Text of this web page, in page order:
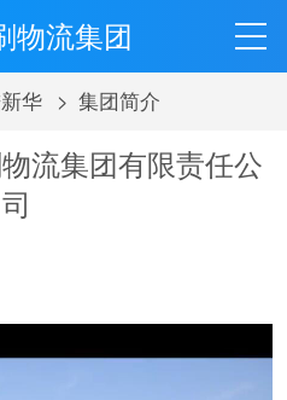
物流集团
华 > 集团简介
流集团有限责任公
司